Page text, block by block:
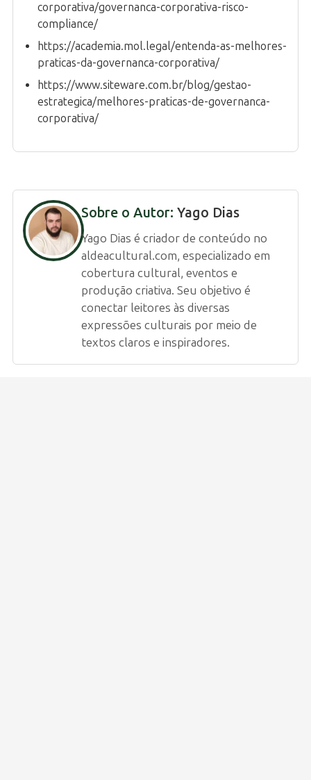
corporativa/governanca-corporativa-risco-
compliance/
https://academia.mol.legal/entenda-as-melhores-
praticas-da-governanca-corporativa/
https://www.siteware.com.br/blog/gestao-
estrategica/melhores-praticas-de-governanca-
corporativa/
Sobre o Autor: Yago Dias
Yago Dias é criador de conteúdo no
aldeacultural.com, especializado em
cobertura cultural, eventos e
produção criativa. Seu objetivo é
conectar leitores às diversas
expressões culturais por meio de
textos claros e inspiradores.